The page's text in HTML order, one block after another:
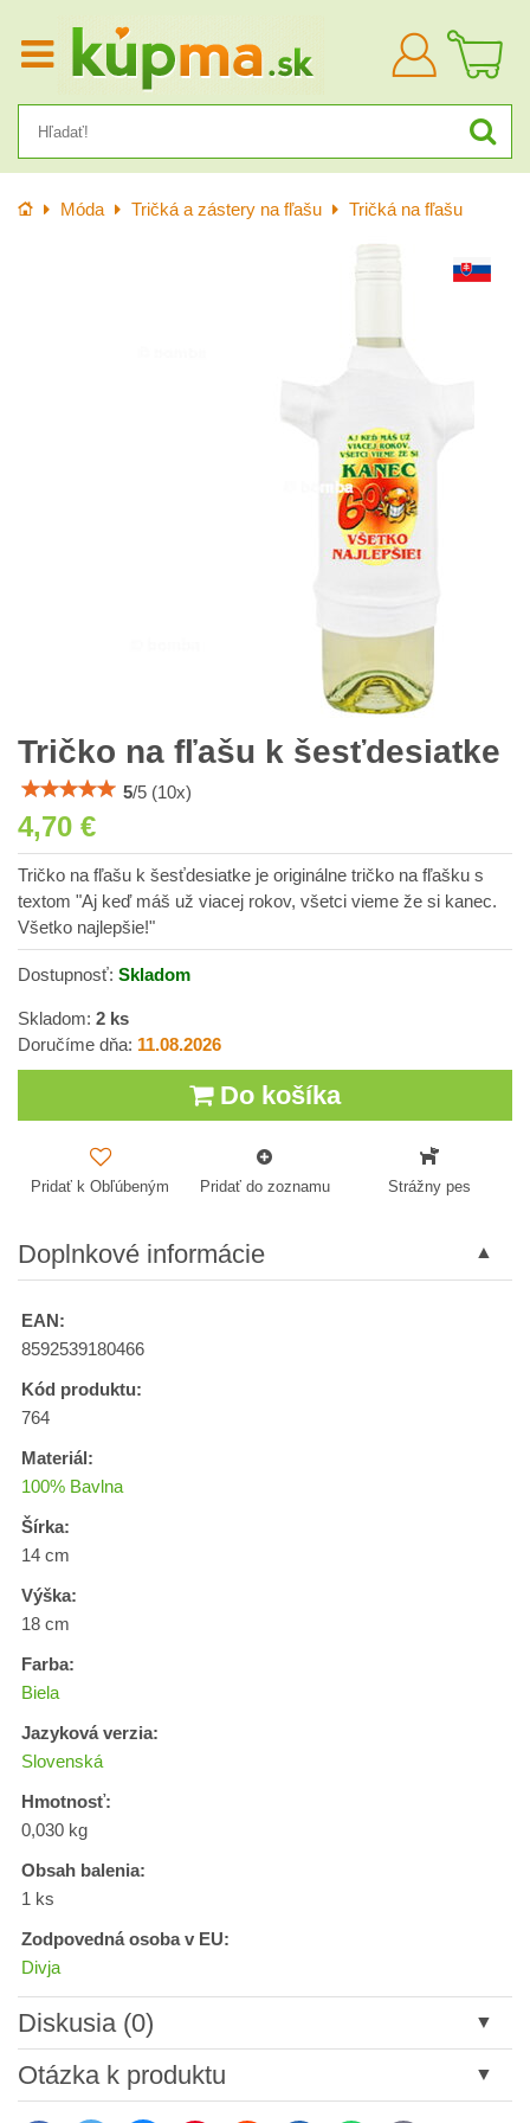
Prihlásiť
sa
Úvod Móda Tričká a zástery na fľašu Tričká na fľašu
Tričko na fľašu k šesťdesiatke
5/5 (10x)
4,70 €
Tričko na fľašu k šesťdesiatke je originálne tričko na fľašku s
textom "Aj keď máš už viacej rokov, všetci vieme že si kanec.
Všetko najlepšie!"
Dostupnosť: Skladom
Skladom: 2 ks
Doručíme dňa: 11.08.2026
Do košíka
Pridať k Obľúbeným Pridať do zoznamu Strážny pes
Doplnkové informácie
EAN:
8592539180466
Kód produktu:
764
Materiál:
100% Bavlna
Šírka:
14 cm
Výška:
18 cm
Farba:
Biela
Jazyková verzia:
Slovenská
Hmotnosť:
0,030 kg
Obsah balenia:
1 ks
Zodpovedná osoba v EU:
Divja
Diskusia (0)
Nový komentár
Otázka k produktu